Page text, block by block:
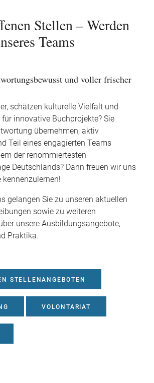
Stellen – Werden
Teams
und voller frischer
schätzen kulturelle Vielfalt und
innovative Buchprojekte? Sie
übernehmen, aktiv
Teil eines engagierten Teams
der renommiertesten
Deutschlands? Dann freuen wir uns
kennenzulernen!
gelangen Sie zu unseren aktuellen
sowie zu weiteren
unsere Ausbildungsangebote,
Praktika.
STELLENANGEBOTEN
VOLONTARIAT